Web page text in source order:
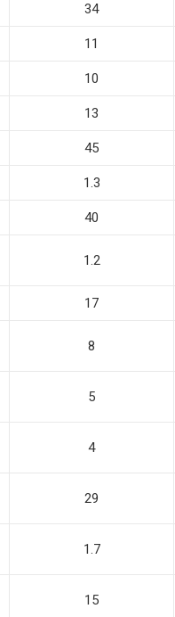
34
11
10
13
45
1.3
40
1.2
17
8
5
4
29
1.7
15